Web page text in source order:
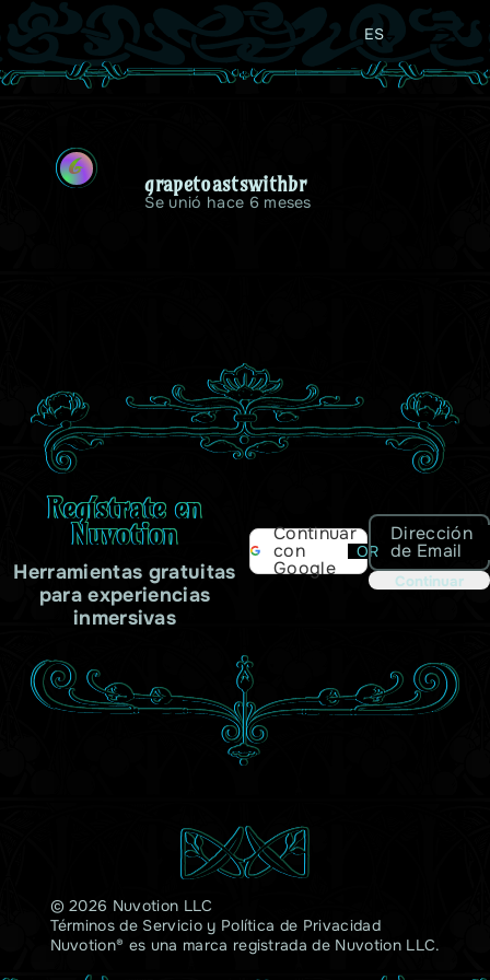
ES
G
grapetoastswithbr
Se unió hace 6 meses
Regístrate en
Nuvotion
Herramientas gratuitas
para experiencias
inmersivas
Continuar
con
Google
OR
Dirección
de Email
Continuar
© 2026 Nuvotion LLC
Términos de Servicioy Política de Privacidad
Nuvotion® es una marca registrada de Nuvotion LLC.